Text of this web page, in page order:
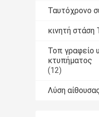
Ταυτόχρονο
κινητή στάση
Τοπ γραφείο
κτυπήματος
(12)
Λύση